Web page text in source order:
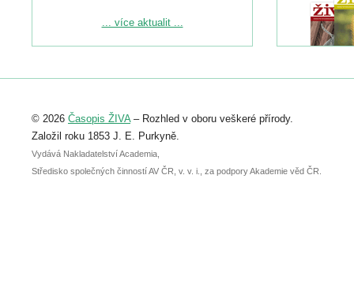
Podrobnější informace ke konferenci
Registrovat se můžete do 6. září.
abstraktu přihlášené přednášky nebo
posteru je už 30. června.
... více aktualit ...
© 2026 Časopis ŽIVA– Rozhled v oboru veškeré přírody.
Založil roku 1853 J. E. Purkyně.
Vydává Nakladatelství Academia,
Středisko společných činností AV ČR, v. v. i., za podpory Akademie věd ČR.